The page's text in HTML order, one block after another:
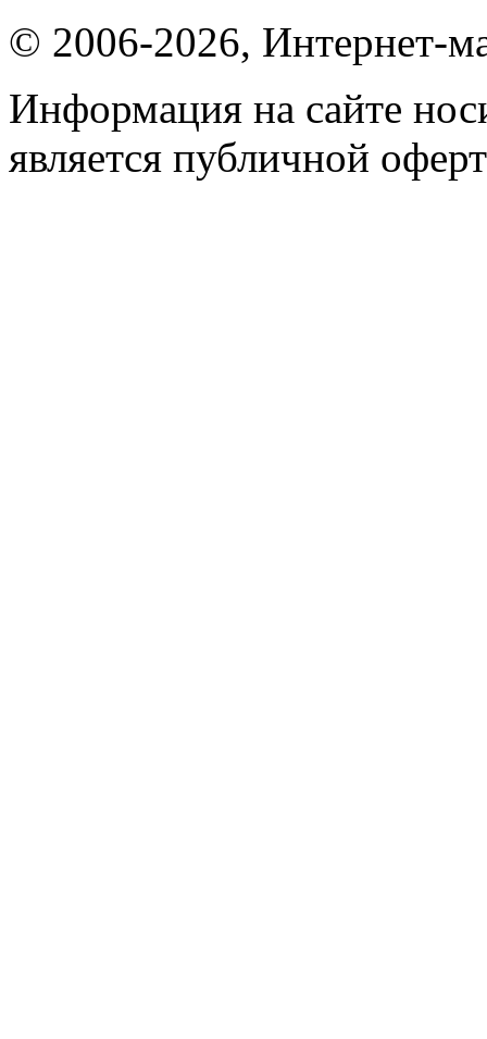
© 2006-2026, Интернет-
Информация на сайте
является публичной